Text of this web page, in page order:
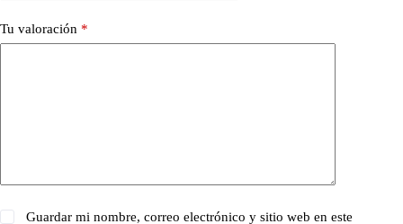
Tu valoración *
Guardar mi nombre, correo electrónico y sitio web en este